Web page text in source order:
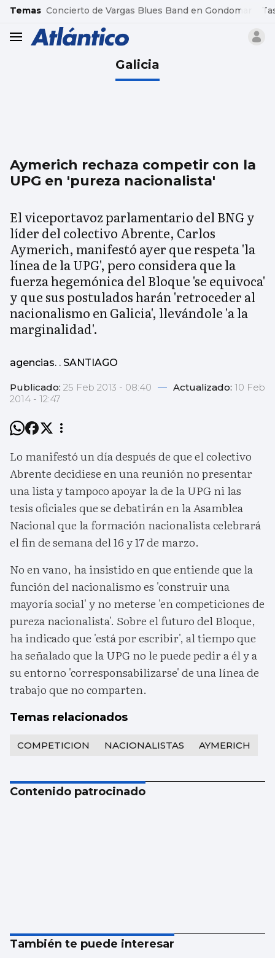
common.go-to-content
Temas Concierto de Vargas Blues Band en Gondomar
header.menu.open
Galicia
Aymerich rechaza competir con la
UPG en 'pureza nacionalista'
El viceportavoz parlamentario del BNG y
líder del colectivo Abrente, Carlos
Aymerich, manifestó ayer que respeta 'la
línea de la UPG', pero considera que la
fuerza hegemónica del Bloque 'se equivoca'
y que sus postulados harán 'retroceder al
nacionalismo en Galicia', llevándole 'a la
marginalidad'.
agencias. . SANTIAGO
Publicado: 25 Feb 2013 - 08:40 — Actualizado: 10 Feb
2014 - 12:47
Lo manifestó un día después de que el colectivo
Abrente decidiese en una reunión no presentar
una lista y tampoco apoyar la de la UPG ni las
tesis oficiales que se debatirán en la Asamblea
Nacional que la formación nacionalista celebrará
el fin de semana del 16 y 17 de marzo.
No en vano, ha insistido en que entiende que la
función del nacionalismo es 'construir una
mayoría social' y no meterse 'en competiciones de
pureza nacionalista'. Sobre el futuro del Bloque,
ha indicado que 'está por escribir', al tiempo que
ha señalado que la UPG no le puede pedir a él y a
su entorno 'corresponsabilizarse' de una línea de
trabajo que no comparten.
Temas relacionados
COMPETICION NACIONALISTAS AYMERICH
Contenido patrocinado
También te puede interesar